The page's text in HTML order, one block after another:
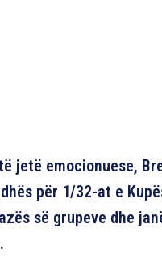
jetë emocionuese,
për 1/32-at e
së grupeve dhe